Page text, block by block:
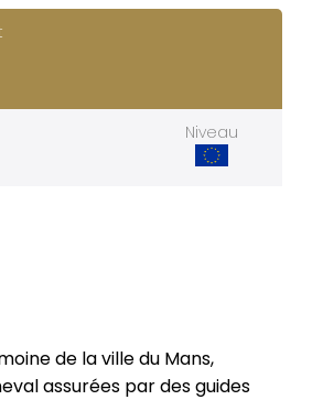
Niveau
de la ville du Mans,
assurées par des guides